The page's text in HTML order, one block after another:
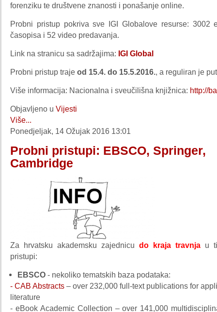
forenziku te društvene znanosti i ponašanje online.
Probni pristup pokriva sve IGI Globalove resurse: 3002
časopisa i 52 video predavanja.
Link na stranicu sa sadržajima: IGI Global
Probni pristup traje od 15.4. do 15.5.2016., a reguliran je
Više informacija: Nacionalna i sveučilišna knjižnica: http://
Objavljeno u Vijesti
Više...
Ponedjeljak, 14 Ožujak 2016 13:01
Probni pristupi: EBSCO, Springer,
Cambridge
Za hrvatsku akademsku zajednicu do kraja travnja u
pristupi:
EBSCO - nekoliko tematskih baza podataka:
- CAB Abstracts – over 232,000 full-text publications for
literature
- eBook Academic Collection – over 141,000